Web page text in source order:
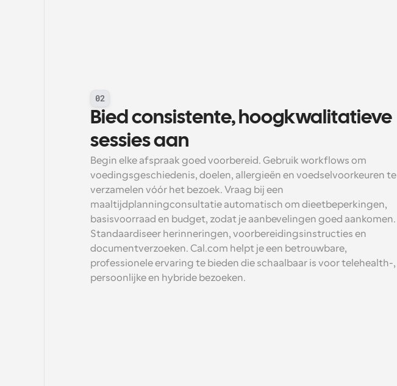
02
Bied consistente, hoogkwalitatieve
sessies aan
Begin elke afspraak goed voorbereid. Gebruik workflows om
voedingsgeschiedenis, doelen, allergieën en voedselvoorkeuren te
verzamelen vóór het bezoek. Vraag bij een
maaltijdplanningconsultatie automatisch om dieetbeperkingen,
basisvoorraad en budget, zodat je aanbevelingen goed aankomen.
Standaardiseer herinneringen, voorbereidingsinstructies en
documentverzoeken. Cal.com helpt je een betrouwbare,
professionele ervaring te bieden die schaalbaar is voor telehealth-,
persoonlijke en hybride bezoeken.